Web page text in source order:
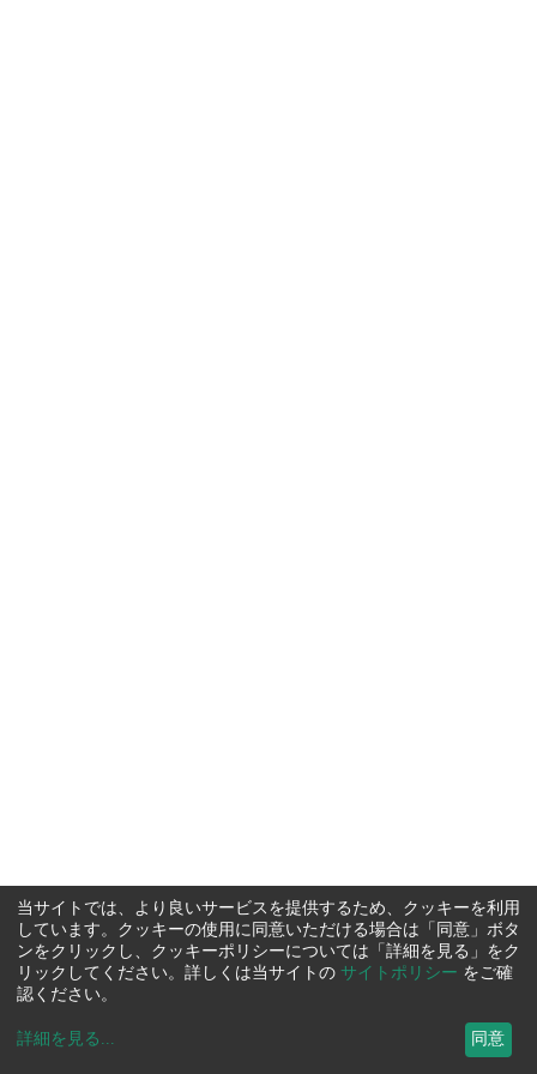
当サイトでは、より良いサービスを提供するため、クッキーを利用
しています。クッキーの使用に同意いただける場合は「同意」ボタ
ンをクリックし、クッキーポリシーについては「詳細を見る」をク
リックしてください。詳しくは当サイトの サイトポリシー をご確
認ください。
詳細を見る ... 同意